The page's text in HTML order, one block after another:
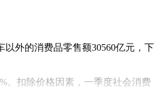
外的消费品零售额30560亿元，下
。扣除价格因素，一季度社会消费